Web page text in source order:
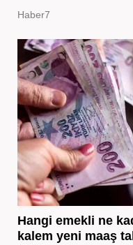
Haber7
Hangi emekli ne
kalem yeni maaş